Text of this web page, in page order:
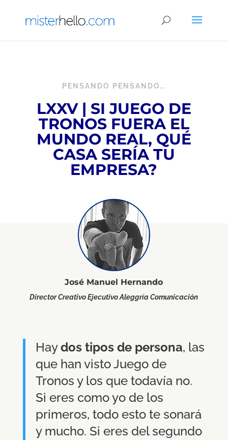
PENSANDO PENSANDO…
LXXV | SI JUEGO DE
TRONOS FUERA EL
MUNDO REAL, QUÉ
CASA SERÍA TU
EMPRESA?
José Manuel Hernando
Director Creativo Ejecutivo Aleggría Comunicación
Haydos tipos de persona, las
que han visto Juego de
Tronos y los que todavía no.
Si eres como yo de los
primeros, todo esto te sonará
y mucho. Si eres del segundo